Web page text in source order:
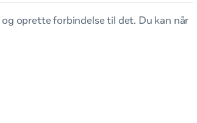
oprette forbindelse til det. Du kan når